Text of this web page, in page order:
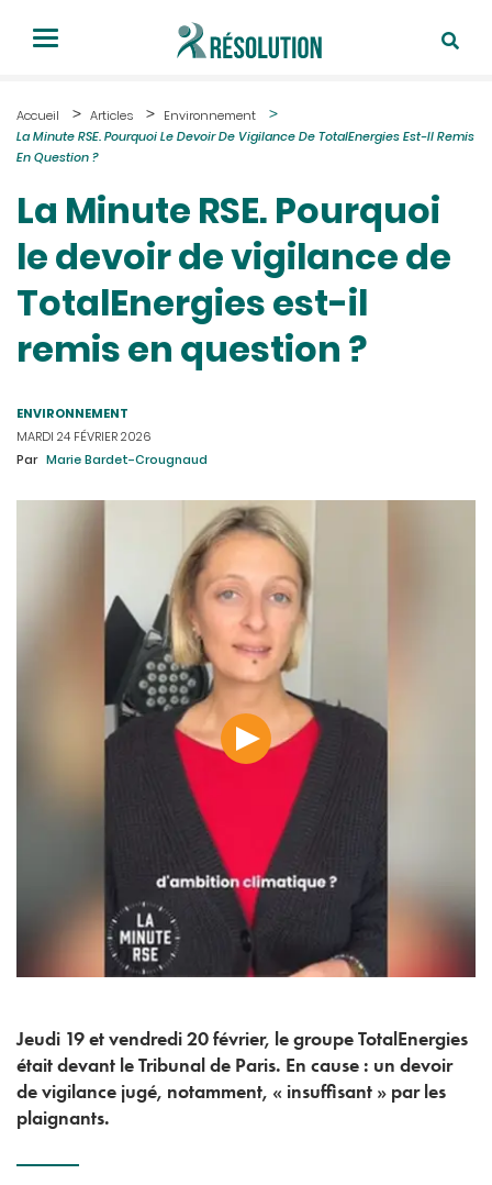
Accueil Articles
Environnement
La Minute RSE. Pourquoi Le Devoir De Vigilance De TotalEnergies Est-Il Remis
En Question ?
La Minute RSE. Pourquoi
le devoir de vigilance de
TotalEnergies est-il
remis en question ?
ENVIRONNEMENT
MARDI 24 FÉVRIER 2026
Par Marie Bardet-Crougnaud
Jeudi 19 et vendredi 20 février, le groupe TotalEnergies
était devant le Tribunal de Paris. En cause : un devoir
de vigilance jugé, notamment, « insuffisant » par les
plaignants.